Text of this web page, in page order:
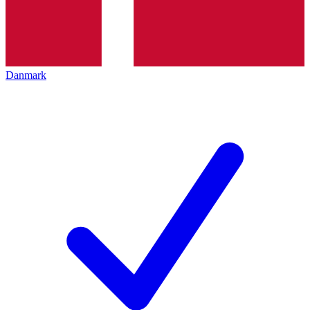
Danmark